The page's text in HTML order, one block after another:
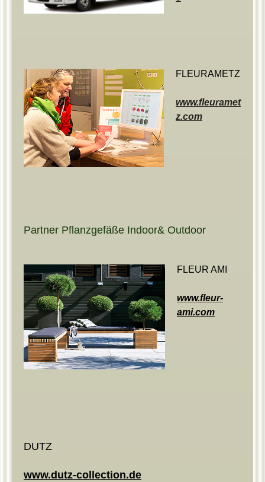
FLEURAMETZ
www.fleuramet
z.com
Partner Pflanzgefäße Indoor& Outdoor
FLEUR AMI
www.fleur-
ami.com
DUTZ
www.dutz-collection.de